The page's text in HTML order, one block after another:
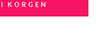
KORGEN